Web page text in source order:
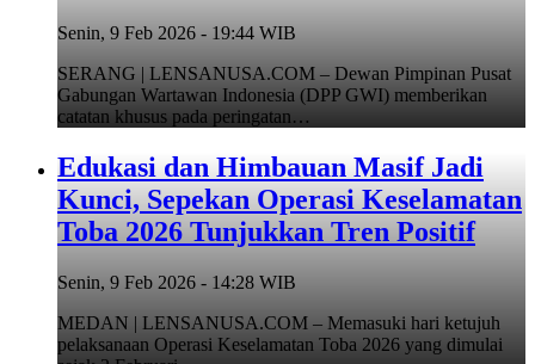
Senin, 9 Feb 2026 - 19:44 WIB
SERANG | LENSANUSA.COM – Dewan Pimpinan Pusat
Gabungan Wartawan Indonesia (DPP GWI) memberikan
catatan khusus pada peringatan…
Edukasi dan Himbauan Masif Jadi
Kunci, Sepekan Operasi Keselamatan
Toba 2026 Tunjukkan Tren Positif
Senin, 9 Feb 2026 - 14:28 WIB
MEDAN | LENSANUSA.COM – Memasuki hari ketujuh
pelaksanaan Operasi Keselamatan Toba 2026 yang dimulai